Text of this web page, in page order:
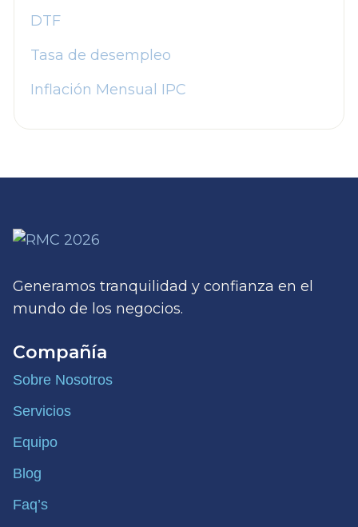
DTF
Tasa de desempleo
Inflación Mensual IPC
Generamos tranquilidad y confianza en el
mundo de los negocios.
Compañía
Sobre Nosotros
Servicios
Equipo
Blog
Faq’s